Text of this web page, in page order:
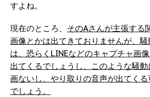
すよね。
現在のところ、 そのAさんが主張する
画像とかは出てきておりませんが、
は、恐らくLINEなどのキャプチャ画
出てくるでしょうし、このような騒
画ないし、やり取りの音声が出てく
でしょう。